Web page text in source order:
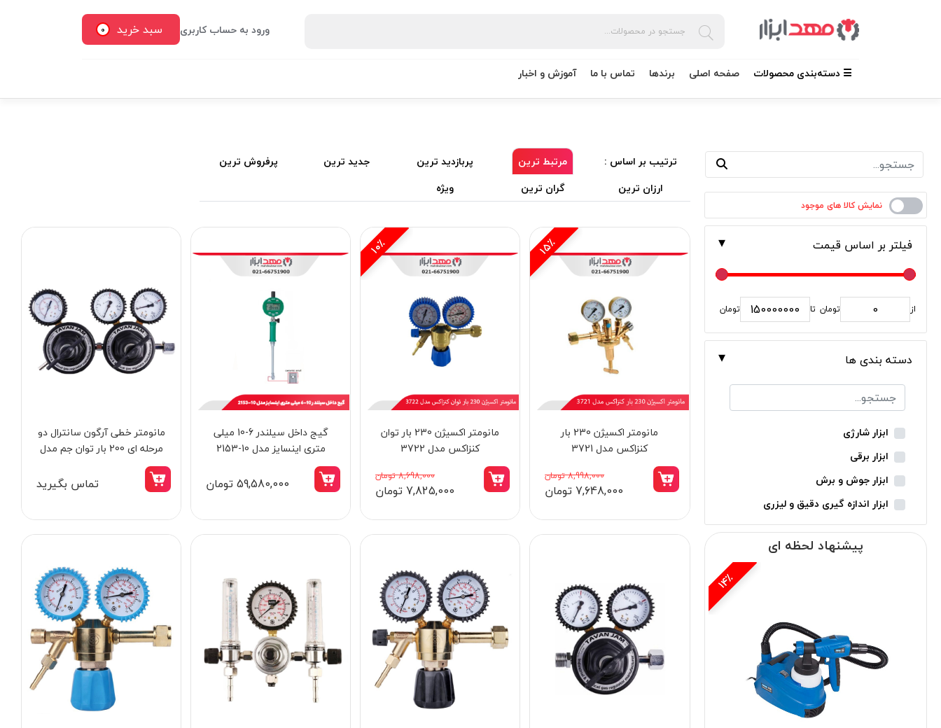
ورود به حساب کاربری سبد خرید 0
☰ دسته‌بندی محصولات صفحه اصلی برندها تماس با ما آموزش و اخبار
فیلتر بر اساس قیمت
از تومان تا تومان
دسته بندی ها
ابزار شارژی
ابزار برقی
ابزار جوش و برش
ابزار اندازه گیری دقیق و لیزری
ابزار باغبانی
ابزار نجاری
برندها
ابزار خانگی
ابزار تراشکاری
الکترونیک و روشنایی
پیشنهاد لحظه ای
15٪ 12٪
ترتیب بر اساس : مرتبط ترین پربازدید ترین جدید ترین
پرفروش ترین
ارزان ترین
گران ترین ویژه
15٪
مانومتر اکسیژن 230 بار
کنزاکس مدل 3721
8,998,000 تومان
7,648,000 تومان
10٪
مانومتر اکسیژن 230 بار توان
کنزاکس مدل 3722
8,698,000 تومان
7,825,000 تومان
گیج داخل سیلندر 6-10 میلی
متری اینسایز مدل 10-2153
59,580,000 تومان
مانومتر خطی آرگون سانترال دو
مرحله‌ ای 200 بار توان جم مدل
تماس بگیرید